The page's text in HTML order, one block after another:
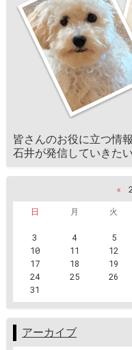
皆さんのお役に立つ情
石井が発信していきた
«
日
月 火
3
4 5
10
11 12
17
18 19
24
25 26
31
アーカイブ